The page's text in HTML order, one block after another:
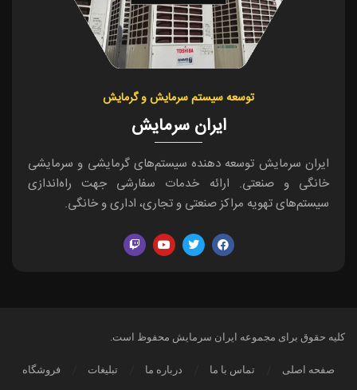
توسعه سیستم سرمایش و گرمایش
ایران سرمایش
ایران سرمایش توسعه دهنده سیستم‌های گرمایشی و سرمایشی
خانگی و صنعتی. ارائه خدمات سفارشی جهت راه‌اندازی
سیستم‌های تهویه مراکز صنعتی و تجاری، اداری و خانگی.
کلیه حقوق برای مجموعه ایران سرمایش محفوظ است.
صفحه اصلی تماس با ما درباره ما تبلیغات فروشگاه